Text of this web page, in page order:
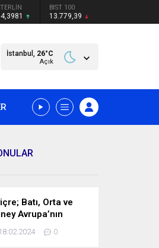
BIST 100
13.779,39
İstanbul, 26°C
Açık
Batı, Orta ve
Avrupa’nın
noktasında
bir ülke.
0